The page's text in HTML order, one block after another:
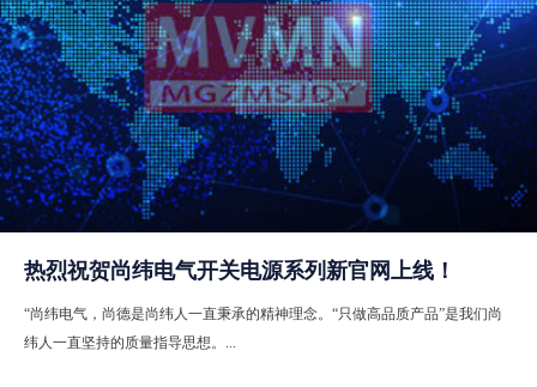
热烈祝贺尚纬电气开关电源系列新官网上线！
“尚纬电气，尚德是尚纬人一直秉承的精神理念。“只做高品质产品”是我们尚
纬人一直坚持的质量指导思想。...